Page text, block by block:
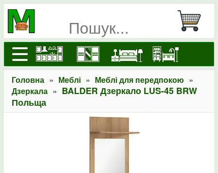
Головна » Меблі » Меблі для передпокою »
Дзеркала » BALDER Дзеркало LUS-45 BRW
Польща